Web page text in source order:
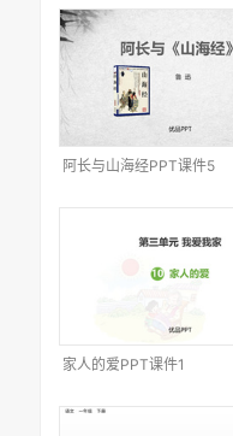
阿长与山海经PPT课件5
家人的爱PPT课件1